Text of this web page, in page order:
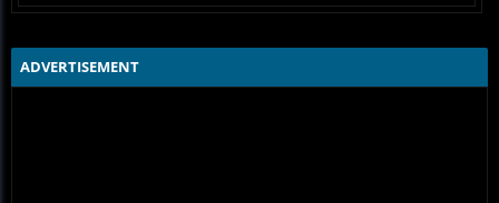
ADVERTISEMENT